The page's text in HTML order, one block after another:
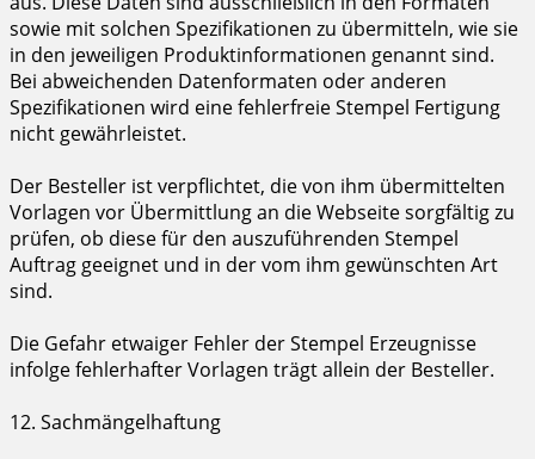
sowie mit solchen Spezifikationen zu übermitteln, wie sie
in den jeweiligen Produktinformationen genannt sind.
Bei abweichenden Datenformaten oder anderen
Spezifikationen wird eine fehlerfreie Stempel Fertigung
nicht gewährleistet.
Der Besteller ist verpflichtet, die von ihm übermittelten
Vorlagen vor Übermittlung an die Webseite sorgfältig zu
prüfen, ob diese für den auszuführenden Stempel
Auftrag geeignet und in der vom ihm gewünschten Art
sind.
Die Gefahr etwaiger Fehler der Stempel Erzeugnisse
infolge fehlerhafter Vorlagen trägt allein der Besteller.
12. Sachmängelhaftung